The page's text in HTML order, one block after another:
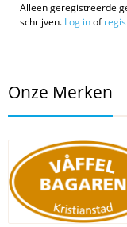
Alleen geregistreerde
schrijven. Log inof
Onze Merken